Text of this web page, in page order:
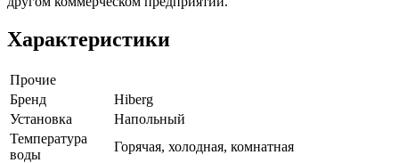
Характеристики
Прочие
Бренд
Hiberg
Установка
Напольный
Температура
воды
Горячая, холодная, комнатная